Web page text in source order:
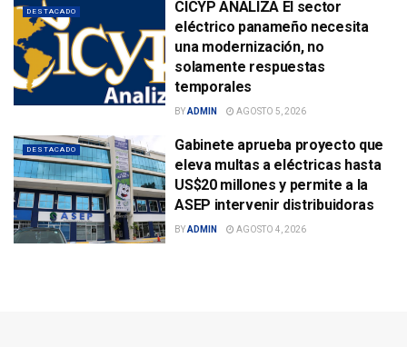
DESTACADO
CICYP ANALIZA El sector
eléctrico panameño necesita
una modernización, no
solamente respuestas
temporales
BYADMIN AGOSTO 5, 2026
DESTACADO
Gabinete aprueba proyecto que
eleva multas a eléctricas hasta
US$20 millones y permite a la
ASEP intervenir distribuidoras
BYADMIN AGOSTO 4, 2026